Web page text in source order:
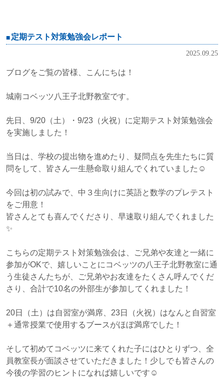
定期テスト対策勉強会レポート
2025.09.25
ブログをご覧の皆様、こんにちは！
城南コベッツ八王子北野教室です。
先日、9/20（土）・9/23（火祝）に定期テスト対策勉強会
を実施しました！
当日は、学校の提出物を進めたり、疑問点を先生たちに質
問をして、皆さん一生懸命取り組んでくれていました☺
今回は初の試みで、中３生向けに英語と数学のプレテスト
をご用意！
皆さんとても喜んでくださり、早速取り組んでくれました
✨
こちらの定期テスト対策勉強会は、ご兄弟や友達と一緒に
参加がOKで、嬉しいことにコベッツの八王子北野教室に通
う生徒さんたちが、ご兄弟やお友達をたくさん呼んでくだ
さり、合計で10名の外部生が参加してくれました！
20日（土）は自習室が満席、23日（火祝）はなんと自習室
＋通常授業で使用するブースがほぼ満席でした！
そして初めてコベッツに来てくれた子にはひとりずつ、全
員教室長が面談させていただきました！少しでも皆さんの
今後の学習のヒントになれば嬉しいです☺